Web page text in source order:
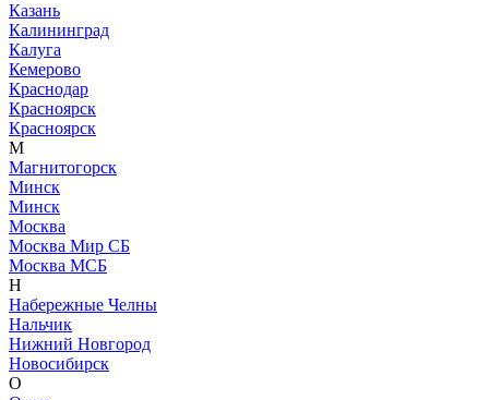
Казань
Калининград
Калуга
Кемерово
Краснодар
Красноярск
Красноярск
М
Магнитогорск
Минск
Минск
Москва
Москва Мир СБ
Москва МСБ
Н
Набережные Челны
Нальчик
Нижний Новгород
Новосибирск
О